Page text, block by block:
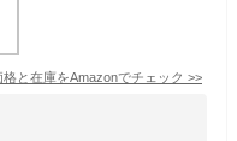
格と在庫をAmazonでチェック >>